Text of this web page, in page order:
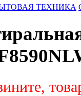
ТЕХНИКА